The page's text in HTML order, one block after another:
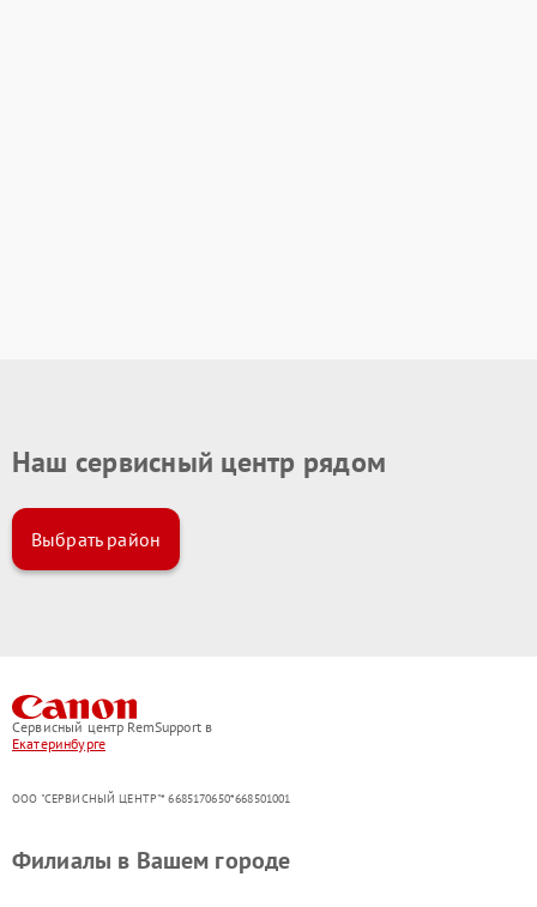
Наш сервисный центр рядом
Выбрать район
Сервисный центр RemSupport в
Екатеринбурге
ООО "СЕРВИСНЫЙ ЦЕНТР"* 6685170650*668501001
Филиалы в Вашем городе